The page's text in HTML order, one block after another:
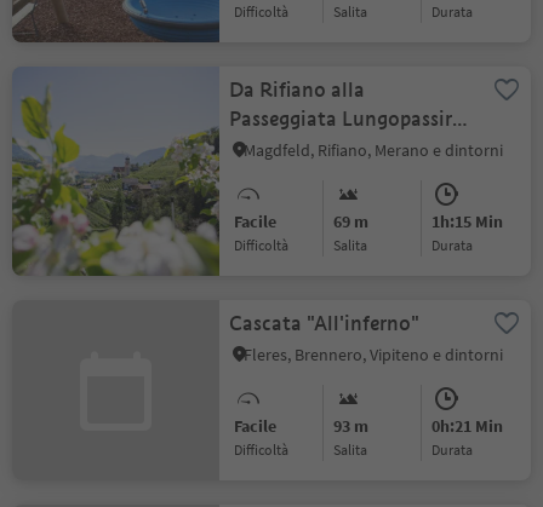
Difficoltà Salita durata
Da Rifiano alla
Passeggiata Lungopassirio
di Merano
Magdfeld, Rifiano, Merano e dintorni
Facile
Difficoltà
69 m
Salita
1h:15 Min
durata
Cascata "All'inferno"
Fleres, Brennero, Vipiteno e dintorni
Facile
Difficoltà
93 m
Salita
0h:21 Min
durata